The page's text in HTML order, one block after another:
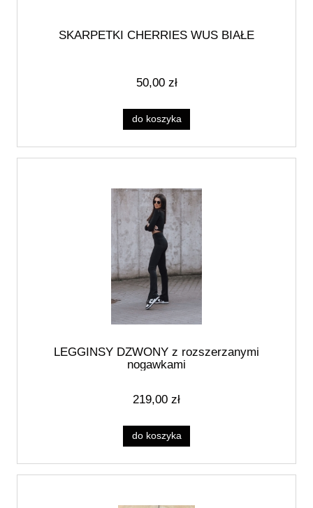
SKARPETKI CHERRIES WUS BIAŁE
50,00 zł
do koszyka
LEGGINSY DZWONY z rozszerzanymi
nogawkami
219,00 zł
do koszyka